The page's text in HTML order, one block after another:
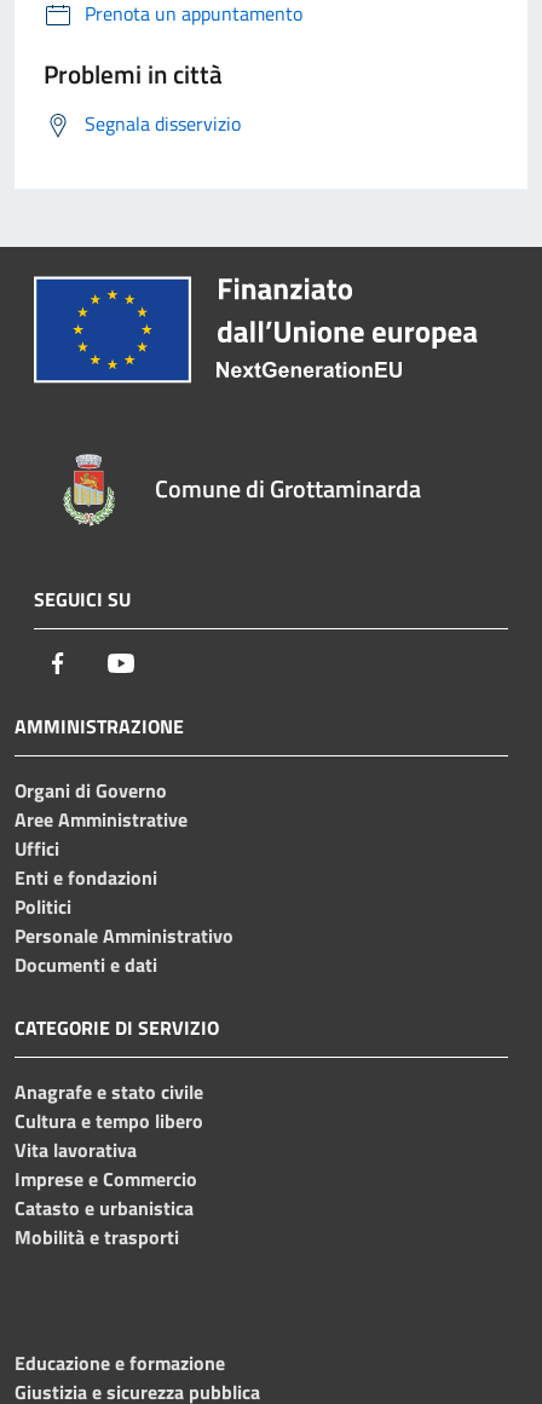
Prenota un appuntamento
Problemi in città
Segnala disservizio
Comune di Grottaminarda
SEGUICI SU
Facebook
AMMINISTRAZIONE
Organi di Governo
Aree Amministrative
Uffici
Enti e fondazioni
Politici
Personale Amministrativo
Documenti e dati
CATEGORIE DI SERVIZIO
Anagrafe e stato civile
Cultura e tempo libero
Vita lavorativa
Imprese e Commercio
Catasto e urbanistica
Mobilità e trasporti
Educazione e formazione
Giustizia e sicurezza pubblica